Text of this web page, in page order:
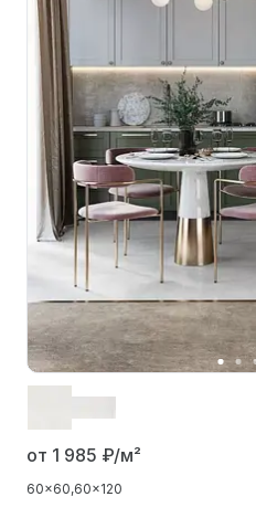
от 1 985 ₽/м²
60x60 60x120